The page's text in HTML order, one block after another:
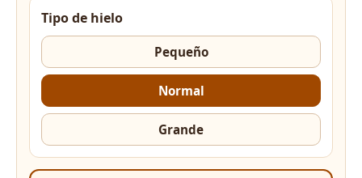
Tipo de hielo
Pequeño
Normal
Grande